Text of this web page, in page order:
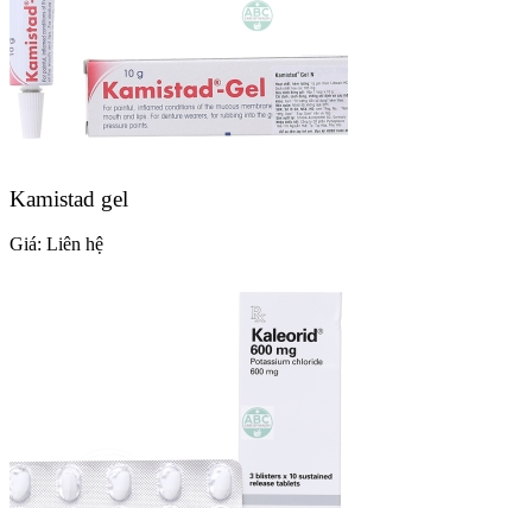
Kamistad gel
Giá: Liên hệ